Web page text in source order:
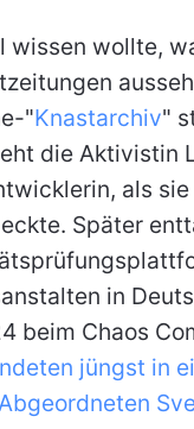
wissen wollte,
"Knastarchiv"
die Aktivistin
als
Später
in
beim Chaos
jüngst in